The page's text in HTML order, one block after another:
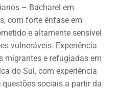
– Bacharel em
com forte ênfase em
e altamente sensível
vulneráveis. Experiência
migrantes e refugiadas em
do Sul, com experiência
sociais a partir da